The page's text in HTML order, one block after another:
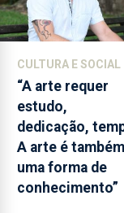
e
núcleos
integrados
na
Rede
Municipal
de
Museus
aos
CULTURA E SOCIAL
“A arte requer
estudo,
dedicação,
A arte é também
uma forma de
conhecimento”